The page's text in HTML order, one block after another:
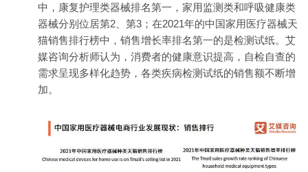
中，康复护理类器械排名第一，家用监测类和呼吸健康类
器械分别位居第2、第3；在2021年的中国家用医疗器械天
猫销售排行榜中，销售增长率排名第一的是检测试纸。艾
媒咨询分析师认为，消费者的健康意识提高，自检自查的
需求呈现多样化趋势，各类疾病检测试纸的销售额不断增
加。